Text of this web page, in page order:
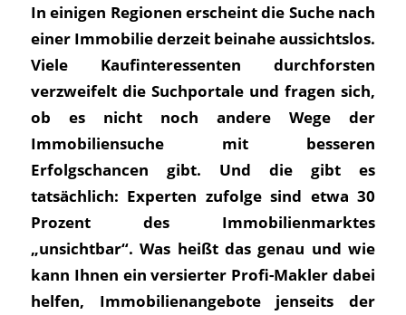
In einigen Regionen erscheint die Suche nach
einer Immobilie derzeit beinahe aussichtslos.
Viele Kaufinteressenten durchforsten
verzweifelt die Suchportale und fragen sich,
ob es nicht noch andere Wege der
Immobiliensuche mit besseren
Erfolgschancen gibt. Und die gibt es
tatsächlich: Experten zufolge sind etwa 30
Prozent des Immobilienmarktes
„unsichtbar“. Was heißt das genau und wie
kann Ihnen ein versierter Profi-Makler dabei
helfen, Immobilienangebote jenseits der